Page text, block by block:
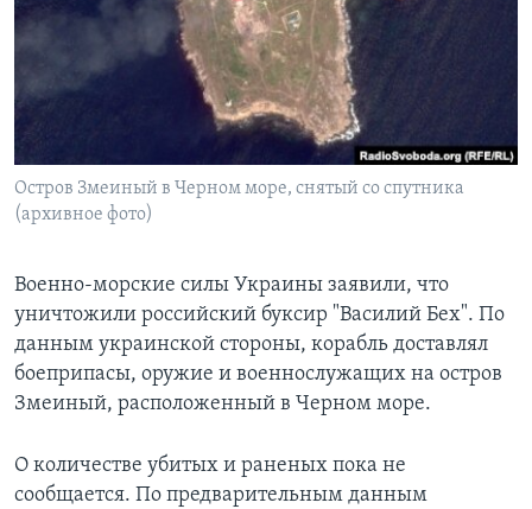
Learning English
СОЦИАЛЬНЫЕ СЕТИ
Языки
Остров Змеиный в Черном море, снятый со спутника
(архивное фото)
Военно-морские силы Украины заявили, что
уничтожили российский буксир "Василий Бех". По
данным украинской стороны, корабль доставлял
боеприпасы, оружие и военнослужащих на остров
Змеиный, расположенный в Черном море.
О количестве убитых и раненых пока не
сообщается. По предварительным данным